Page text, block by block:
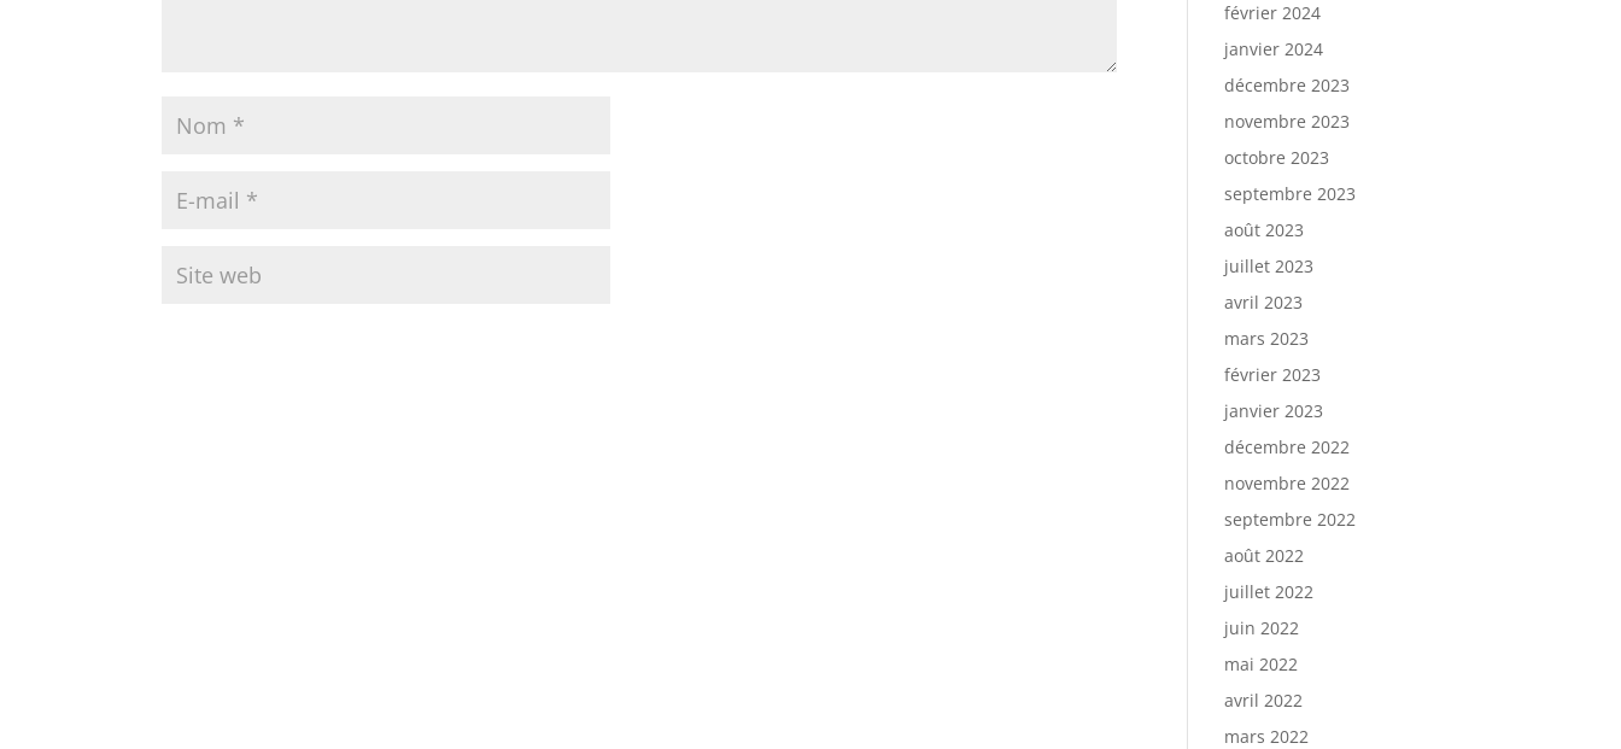
février 2024
janvier 2024
décembre 2023
novembre 2023
octobre 2023
septembre 2023
août 2023
juillet 2023
avril 2023
mars 2023
février 2023
janvier 2023
décembre 2022
novembre 2022
septembre 2022
août 2022
juillet 2022
juin 2022
mai 2022
avril 2022
mars 2022